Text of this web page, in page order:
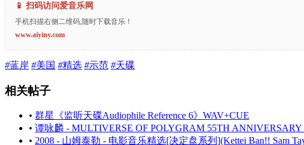
📱 扫码访问爱音乐网
手机扫描右侧二维码,随时下载音乐！
www.aiyiny.com
#蓝岸 #美国 #精选 #示范 #天碟
相关帖子
• 群星《监听天碟Audiophile Reference 6》WAV+CUE
• 谭咏麟 - MULTIVERSE OF POLYGRAM 55TH
• 2008 - 山姆泰勒 - 电影音乐精选[决定盘系列](Kettei Ban!! Sam